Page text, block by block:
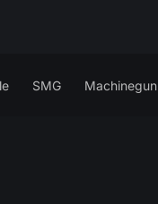
SMG Machinegun